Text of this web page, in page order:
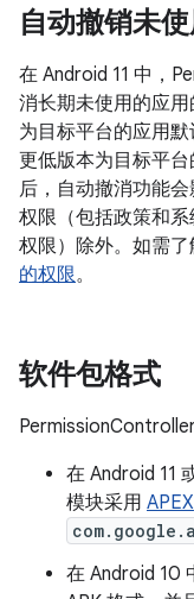
自动撤销未
在 Android 11 中，
消长期未使用的应
为目标平台的应用默
更低版本为目标平
后，自动撤消功能
权限（包括政策和
权限）除外。如需
的权限。
软件包格式
在 Android 11
模块采用 APEX
在 Android 10